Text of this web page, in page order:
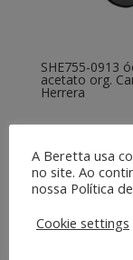
SHE755-0913
acetato org.
Herrera
A Beretta usa
no site. Ao
nossa Política
Cookie settings